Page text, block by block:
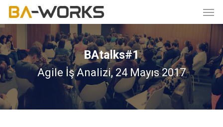
Skip
main
content
BAtalks#1
Agile İş Analizi, 24 Mayıs 2017